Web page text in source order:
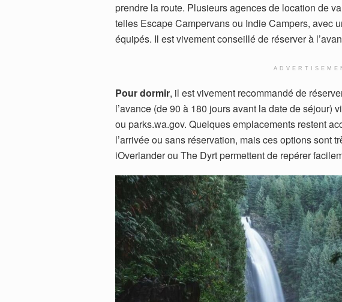
prendre la route. Plusieurs agences de location de
telles Escape Campervans ou Indie Campers, avec
équipés. Il est vivement conseillé de réserver à
Pour dormir, il est vivement recommandé de
l’avance (de 90 à 180 jours avant la date de séjour)
ou parks.wa.gov. Quelques emplacements restent
l’arrivée ou sans réservation, mais ces options sont
iOverlander ou The Dyrt permettent de repérer